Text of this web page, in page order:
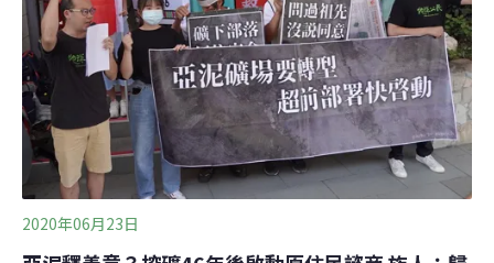
法》第21條諮商同意權就核發礦權，向經濟部及亞泥提起
行政訴訟。高等行政法院於2019年判決經濟部及亞泥敗
訴，要求經濟部撤銷亞泥的礦權展限，經濟部不再上訴，
但亞泥仍提起上訴。最高行政法院今（2021）年9月16日
宣判駁回亞泥上訴，全案定
2020年06月23日